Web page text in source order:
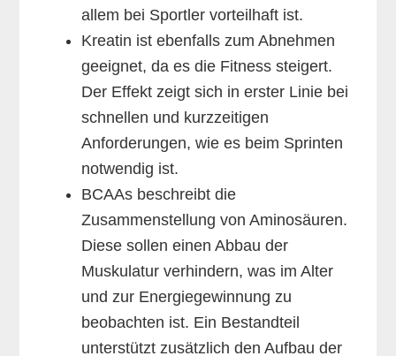
allem bei Sportler vorteilhaft ist.
Kreatin ist ebenfalls zum Abnehmen
geeignet, da es die Fitness steigert.
Der Effekt zeigt sich in erster Linie bei
schnellen und kurzzeitigen
Anforderungen, wie es beim Sprinten
notwendig ist.
BCAAs beschreibt die
Zusammenstellung von Aminosäuren.
Diese sollen einen Abbau der
Muskulatur verhindern, was im Alter
und zur Energiegewinnung zu
beobachten ist. Ein Bestandteil
unterstützt zusätzlich den Aufbau der